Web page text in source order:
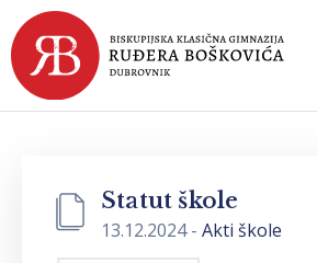
POČETNA
DOKUMENTI
Statut škole
13.12.2024- Akti škole